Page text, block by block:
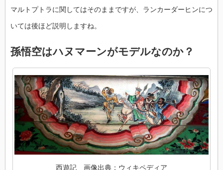
マルトプトラに関してはそのままですが、ランカーダーヒンにつ
いては後ほど説明しますね。
孫悟空はハヌマーンがモデルなのか？
西遊記 画像出典：ウィキペディア